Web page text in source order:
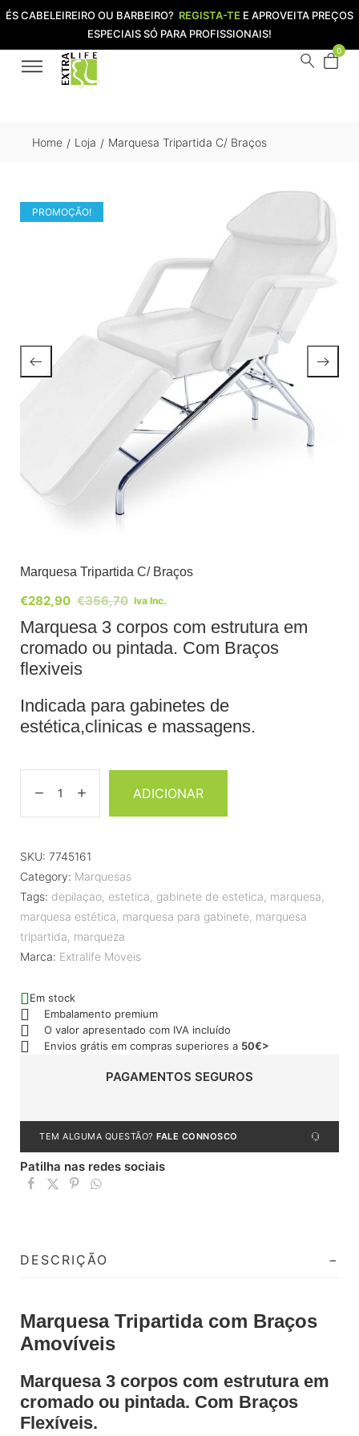
ÉS CABELEIREIRO OU BARBEIRO? REGISTA-TE E APROVEITA PREÇOS
ESPECIAIS SÓ PARA PROFISSIONAIS!
0
Home / Loja / Marquesa Tripartida C/ Braços
PROMOÇÃO!
Marquesa Tripartida C/ Braços
€356,70
€282,90 Iva Inc.
Marquesa 3 corpos com estrutura em
cromado ou pintada. Com Braços
flexiveis
Indicada para gabinetes de
estética,clinicas e massagens.
ADICIONAR
SKU: 7745161
Category: Marquesas
Tags: depilaçao, estetica, gabinete de estetica, marquesa,
marquesa estética, marquesa para gabinete, marquesa
tripartida, marqueza
Marca: Extralife Moveis
Em stock
Embalamento premium
O valor apresentado com IVA incluído
Envios grátis em compras superiores a 50€>
PAGAMENTOS SEGUROS
TEM ALGUMA QUESTÃO? FALE CONNOSCO
Patilha nas redes sociais
DESCRIÇÃO
Marquesa Tripartida com Braços
Amovíveis
Marquesa 3 corpos com estrutura em
cromado ou pintada. Com Braços
Flexíveis.